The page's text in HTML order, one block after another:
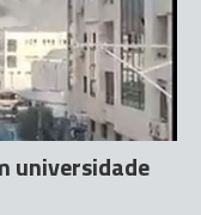
universidade